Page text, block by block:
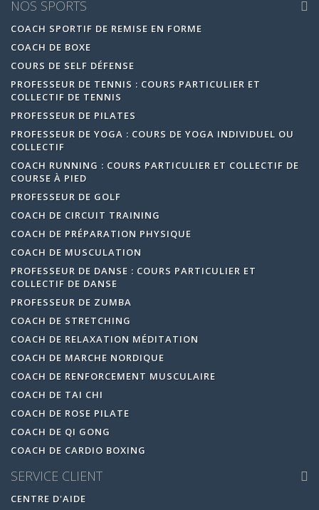
NOS SPORTS
COACH SPORTIF DE REMISE EN FORME
COACH DE BOXE
COURS DE SELF DÉFENSE
PROFESSEUR DE TENNIS : COURS PARTICULIER ET
COLLECTIF DE TENNIS
PROFESSEUR DE PILATES
PROFESSEUR DE YOGA : COURS DE YOGA INDIVIDUEL OU
COLLECTIF
COACH RUNNING : COURS PARTICULIER ET COLLECTIF DE
COURSE À PIED
PROFESSEUR DE GOLF
COACH DE CIRCUIT TRAINING
COACH DE PRÉPARATION PHYSIQUE
COACH DE MUSCULATION
PROFESSEUR DE DANSE : COURS PARTICULIER ET
COLLECTIF DE DANSE
PROFESSEUR DE ZUMBA
COACH DE STRETCHING
COACH DE RELAXATION MÉDITATION
COACH DE MARCHE NORDIQUE
COACH DE RENFORCEMENT MUSCULAIRE
COACH DE TAI CHI
COACH DE ROSE PILATE
COACH DE QI GONG
COACH DE CARDIO BOXING
SERVICE CLIENT
CENTRE D'AIDE